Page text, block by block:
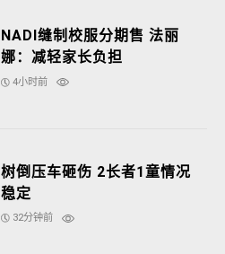
NADI缝制校服分期售 法丽
娜：减轻家长负担
4小时前
树倒压车砸伤 2长者1童情况
稳定
32分钟前